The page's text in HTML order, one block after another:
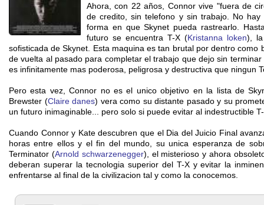
Ahora, con 22 años, Connor vive "fuera de
de credito, sin telefono y sin trabajo. No
forma en que Skynet pueda rastrearlo.
futuro se encuentra T-X (Kristanna loken), la
sofisticada de Skynet. Esta maquina es tan brutal por dentro como
de vuelta al pasado para completar el trabajo que dejo sin
es infinitamente mas poderosa, peligrosa y destructiva que ningun
Pero esta vez, Connor no es el unico objetivo en la lista de
Brewster (Claire danes) vera como su distante pasado y su
un futuro inimaginable... pero solo si puede evitar al indestructible
Cuando Connor y Kate descubren que el Dia del Juicio Final
horas entre ellos y el fin del mundo, su unica esperanza de
Terminator (Arnold schwarzenegger), el misterioso y ahora
deberan superar la tecnologia superior del T-X y evitar la
enfrentarse al final de la civilizacion tal y como la conocemos.